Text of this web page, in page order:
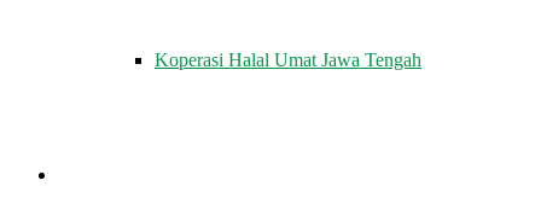
Koperasi Halal Umat Jawa Tengah